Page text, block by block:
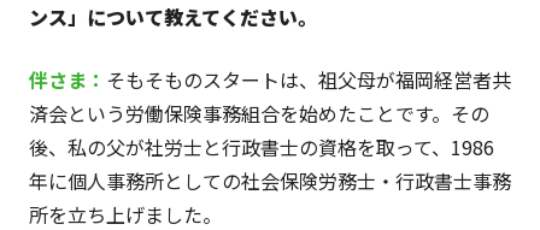
ンス」について教えてください。
伴さま： そもそものスタートは、祖父母が福岡経営者共
済会という労働保険事務組合を始めたことです。その
後、私の父が社労士と行政書士の資格を取って、1986
年に個人事務所としての社会保険労務士・行政書士事務
所を立ち上げました。